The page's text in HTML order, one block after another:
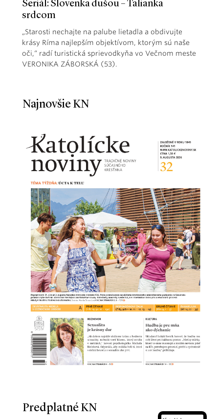
Seriál: Slovenka dušou – Talianka
srdcom
„Starosti nechajte na palube lietadla a obdivujte
krásy Ríma najlepším objektívom, ktorým sú naše
oči,“ radí turistická sprievodkyňa vo Večnom meste
VERONIKA ZÁBORSKÁ (53).
Najnovšie KN
Predplatné KN